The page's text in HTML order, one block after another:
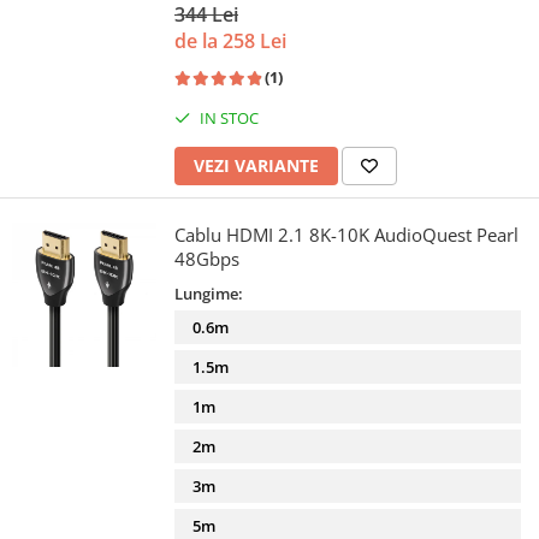
344 Lei
de la 258 Lei
(1)
IN STOC
VEZI VARIANTE
Cablu HDMI 2.1 8K-10K AudioQuest Pearl
48Gbps
Lungime:
0.6m
1.5m
1m
2m
3m
5m